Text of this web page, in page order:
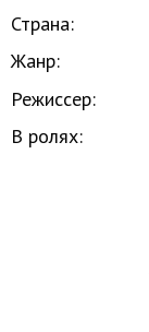
Страна:
Жанр:
Режиссер:
В ролях: